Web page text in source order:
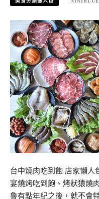
台中燒肉吃到飽 店家懶人
宴燒烤吃到飽、烤狀猿燒
魯有點年紀之後，就不會